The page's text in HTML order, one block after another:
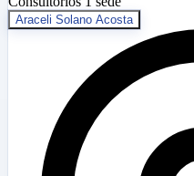
Araceli Solano Acosta